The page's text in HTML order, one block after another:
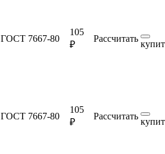
ГОСТ 7667-80
105
₽
Рассчитать
ГОСТ 7667-80
105
₽
Рассчитать